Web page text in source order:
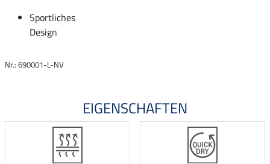
Sportliches
Design
Nr.: 690001-L-NV
EIGENSCHAFTEN